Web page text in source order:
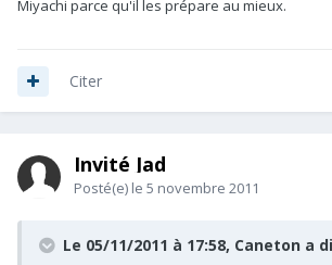
Miyachi parce qu'il les prépare au mieux.
Citer
Invité Jad
Posté(e) le 5 novembre 2011
Le 05/11/2011 à 17:58, Caneton a